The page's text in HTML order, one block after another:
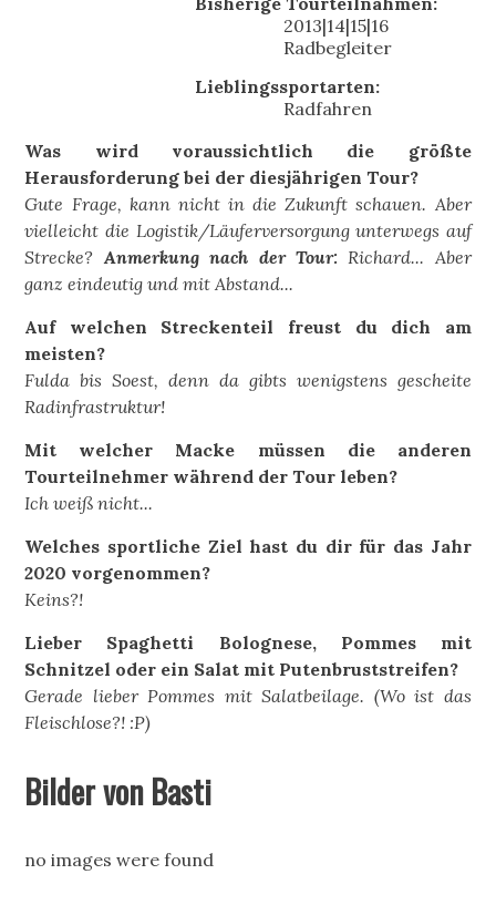
2013|14|15|16
Radbegleiter
Lieblingssportarten:
Radfahren
Was wird voraussichtlich die größte
Herausforderung bei der diesjährigen Tour?
Gute Frage, kann nicht in die Zukunft schauen. Aber
vielleicht die Logistik/Läuferversorgung unterwegs auf
Strecke?Anmerkung nach der Tour: Richard... Aber
ganz eindeutig und mit Abstand...
Auf welchen Streckenteil freust du dich am
meisten?
Fulda bis Soest, denn da gibts wenigstens gescheite
Radinfrastruktur!
Mit welcher Macke müssen die anderen
Tourteilnehmer während der Tour leben?
Ich weiß nicht...
Welches sportliche Ziel hast du dir für das Jahr
2020 vorgenommen?
Keins?!
Lieber Spaghetti Bolognese, Pommes mit
Schnitzel oder ein Salat mit Putenbruststreifen?
Gerade lieber Pommes mit Salatbeilage. (Wo ist das
Fleischlose?! :P)
Bilder von Basti
no images were found